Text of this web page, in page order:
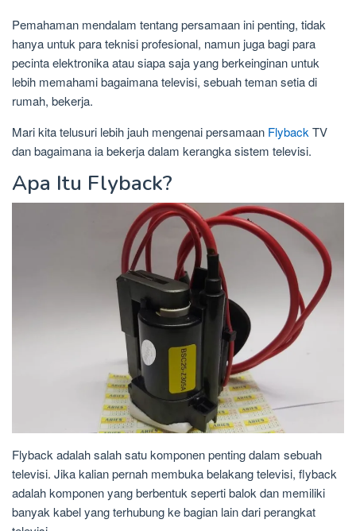
Pemahaman mendalam tentang persamaan ini penting, tidak
hanya untuk para teknisi profesional, namun juga bagi para
pecinta elektronika atau siapa saja yang berkeinginan untuk
lebih memahami bagaimana televisi, sebuah teman setia di
rumah, bekerja.
Mari kita telusuri lebih jauh mengenai persamaan Flyback TV
dan bagaimana ia bekerja dalam kerangka sistem televisi.
Apa Itu Flyback?
Flyback adalah salah satu komponen penting dalam sebuah
televisi. Jika kalian pernah membuka belakang televisi, flyback
adalah komponen yang berbentuk seperti balok dan memiliki
banyak kabel yang terhubung ke bagian lain dari perangkat